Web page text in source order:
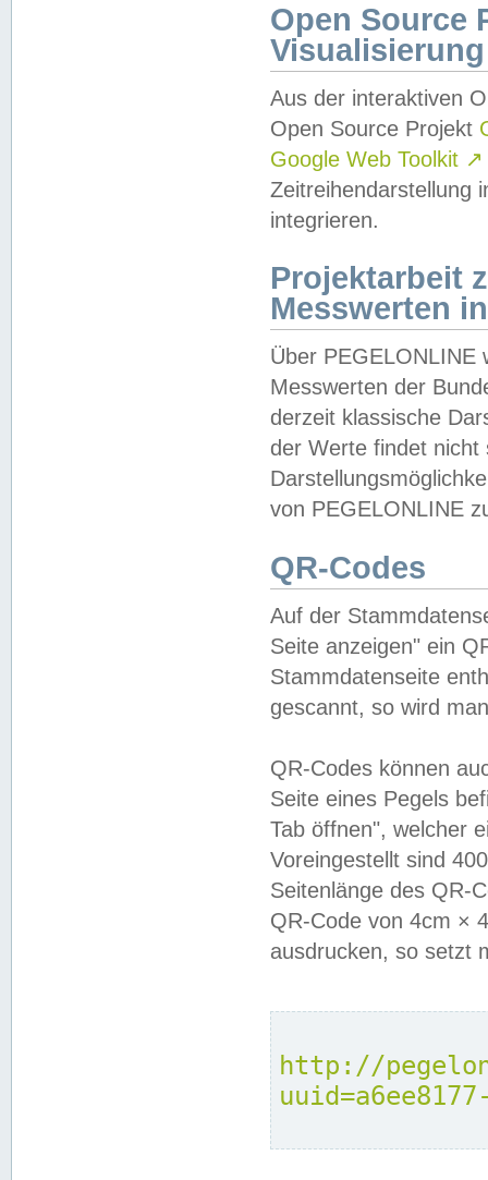
Open Source
Visualisierung
Aus der interaktiven
Open Source Projekt
Google Web Toolkit ↗
Zeitreihendarstellung
integrieren.
Projektarbeit
Messwerten
Über PEGELONLINE
Messwerten der
derzeit klassische
der Werte findet
von PEGELONLINE
QR-Codes
Auf der
Seite anzeigen" ein
Stammdatenseite
gescannt, so wird
QR-Codes können
Seite eines Pegels
Tab öffnen", welcher
Voreingestellt sind
Seitenlänge des QR-
QR-Code von 4cm ×
ausdrucken, so setzt
http://